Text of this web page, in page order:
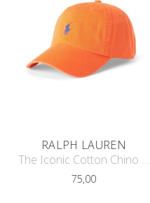
RALPH LAUREN
The Iconic Cotton Chino Cap
75,00